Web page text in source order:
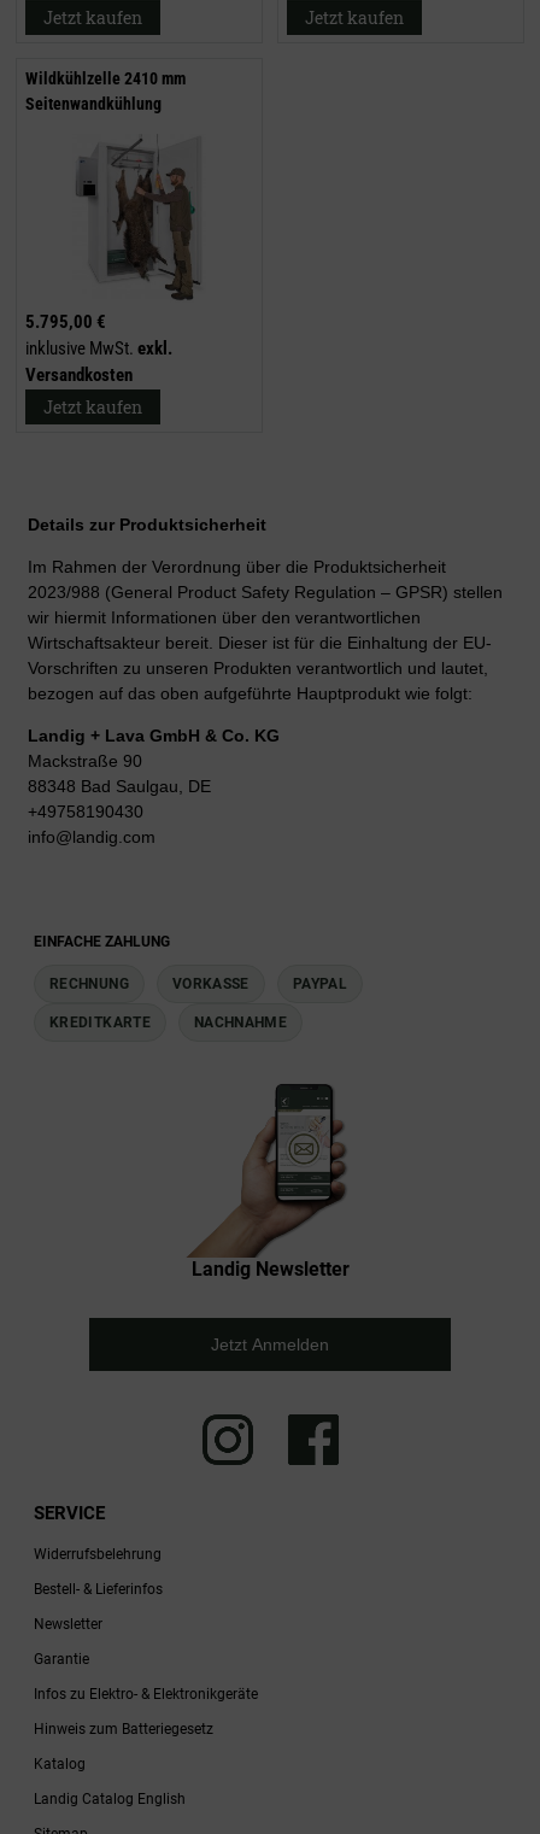
Jetzt kaufen Jetzt kaufen
Wildkühlzelle 2410 mm
Seitenwandkühlung
5.795,00 €
inklusive MwSt. exkl.
Versandkosten
Jetzt kaufen
Details zur Produktsicherheit
Im Rahmen der Verordnung über die Produktsicherheit
2023/988 (General Product Safety Regulation – GPSR) stellen
wir hiermit Informationen über den verantwortlichen
Wirtschaftsakteur bereit. Dieser ist für die Einhaltung der EU-
Vorschriften zu unseren Produkten verantwortlich und lautet,
bezogen auf das oben aufgeführte Hauptprodukt wie folgt:
Landig + Lava GmbH & Co. KG
Mackstraße 90
88348 Bad Saulgau, DE
+49758190430
info@landig.com
EINFACHE ZAHLUNG
RECHNUNG VORKASSE PAYPAL
KREDITKARTE NACHNAHME
Landig Newsletter
Jetzt Anmelden
SERVICE
Widerrufsbelehrung
Bestell- & Lieferinfos
Newsletter
Garantie
Infos zu Elektro- & Elektronikgeräte
Hinweis zum Batteriegesetz
Katalog
Landig Catalog English